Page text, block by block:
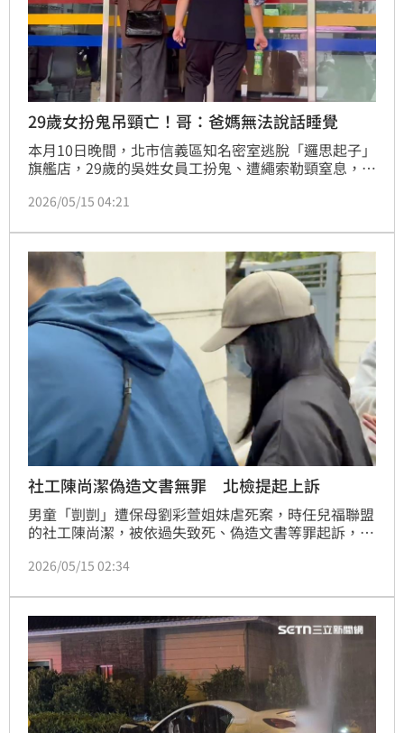
29歲女扮鬼吊頸亡！哥：爸媽無法說話睡覺
本月10日晚間，北市信義區知名密室逃脫「邏思起子」
旗艦店，29歲的吳姓女員工扮鬼、遭繩索勒頸窒息，經
對公司負責人追加提告過失致死罪。對此，吳女的哥哥
了」，或許看到親友都在身旁，才會選在這個時間離
開；哥哥則心碎表示，父母到現在都無法走出來，無法
說話也無法入睡，大家都非常難過，也無法接受。
2026/05/15 04:21
社工陳尚潔偽造文書無罪 北檢提起上訴
男童「剴剴」遭保母劉彩萱姐妹虐死案，時任兒福聯盟
的社工陳尚潔，被依過失致死、偽造文書等罪起訴，一
刑，但偽造文書部分判處無罪。台北地檢署15日針對無
2026/05/15 02:34